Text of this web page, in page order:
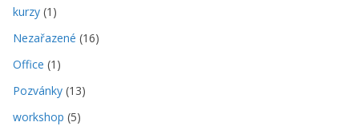
kurzy (1)
Nezařazené (16)
Office (1)
Pozvánky (13)
workshop (5)